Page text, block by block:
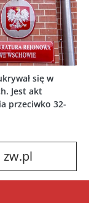
się w
Jest akt
przeciwko 32-
zw.pl